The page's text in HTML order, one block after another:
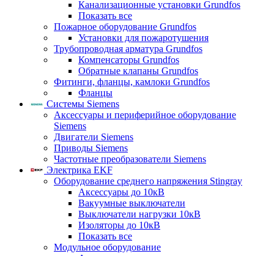
Канализационные установки Grundfos
Показать все
Пожарное оборудование Grundfos
Установки для пожаротушения
Трубопроводная арматура Grundfos
Компенсаторы Grundfos
Обратные клапаны Grundfos
Фитинги, фланцы, камлоки Grundfos
Фланцы
Системы Siemens
Аксессуары и периферийное оборудование
Siemens
Двигатели Siemens
Приводы Siemens
Частотные преобразователи Siemens
Электрика EKF
Оборудование среднего напряжения Stingray
Аксессуары до 10кВ
Вакуумные выключатели
Выключатели нагрузки 10кВ
Изоляторы до 10кВ
Показать все
Модульное оборудование